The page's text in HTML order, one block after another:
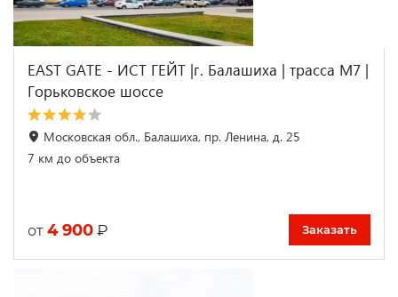
EAST GATE - ИСТ ГЕЙТ |г. Балашиха | трасса М7 |
Горьковское шоссе
Московская обл., Балашиха, пр. Ленина, д. 25
7 км до объекта
от 4 900 ₽ Заказать